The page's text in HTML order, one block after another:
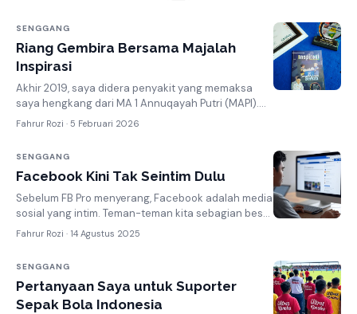
SENGGANG
Riang Gembira Bersama Majalah
Inspirasi
Akhir 2019, saya didera penyakit yang memaksa
saya hengkang dari MA 1 Annuqayah Putri (MAPI).
Enam tahunan berkhidmat di sana, ada banyak ke...
Fahrur Rozi · 5 Februari 2026
SENGGANG
Facebook Kini Tak Seintim Dulu
Sebelum FB Pro menyerang, Facebook adalah media
sosial yang intim. Teman-teman kita sebagian besar
adalah teman-teman dalam kehidupan nyata....
Fahrur Rozi · 14 Agustus 2025
SENGGANG
Pertanyaan Saya untuk Suporter
Sepak Bola Indonesia